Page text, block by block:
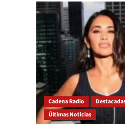
Cadena Radio
Últimas Noticias